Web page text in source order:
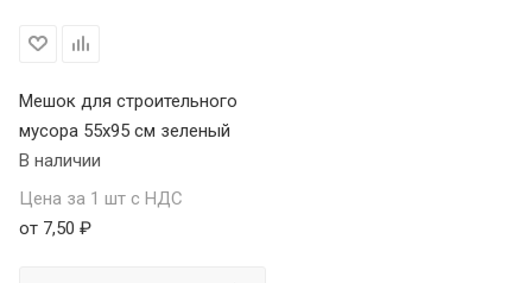
Мешок для строительного
мусора 55х95 см зеленый
В наличии
Цена за 1 шт с НДС
от 7,50 ₽